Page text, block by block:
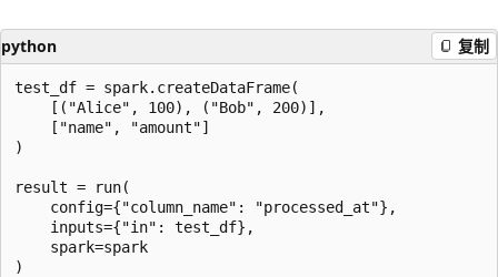
python 复制
test_df = spark.createDataFrame(
    [("Alice", 100), ("Bob", 200)],
    ["name", "amount"]
)
result = run(
    config={"column_name": "processed_at"},
    inputs={"in": test_df},
    spark=spark
)